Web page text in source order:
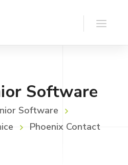
Software
Software
Phoenix Contact